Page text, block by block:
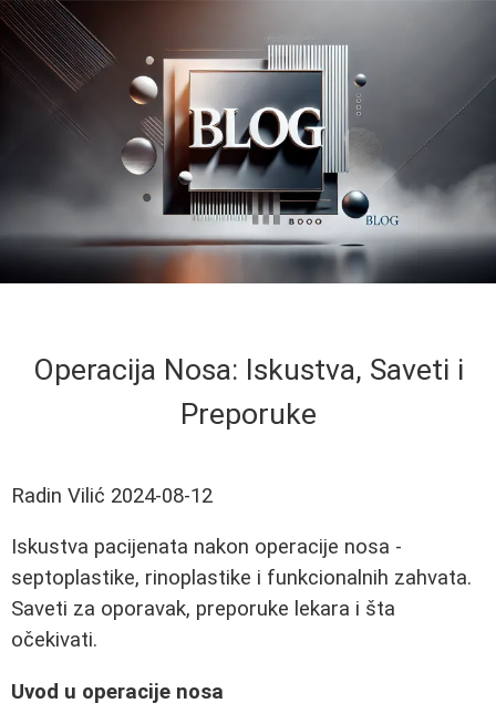
Operacija Nosa: Iskustva, Saveti i
Preporuke
Radin Vilić 2024-08-12
Iskustva pacijenata nakon operacije nosa -
septoplastike, rinoplastike i funkcionalnih zahvata.
Saveti za oporavak, preporuke lekara i šta
očekivati.
Uvod u operacije nosa